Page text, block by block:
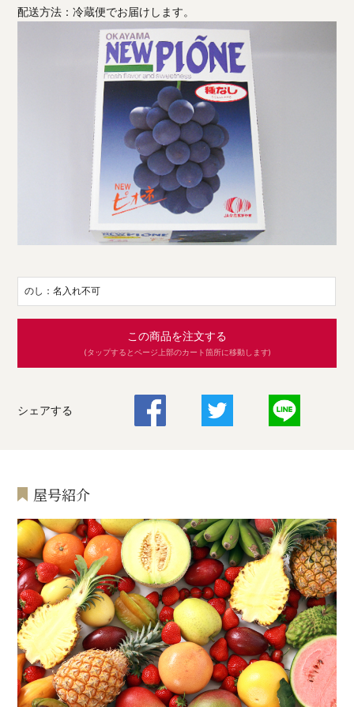
配送方法：冷蔵便でお届けします。
のし：名入れ不可
この商品を注文する
(タップするとページ上部のカート箇所に移動します)
シェアする
屋号紹介